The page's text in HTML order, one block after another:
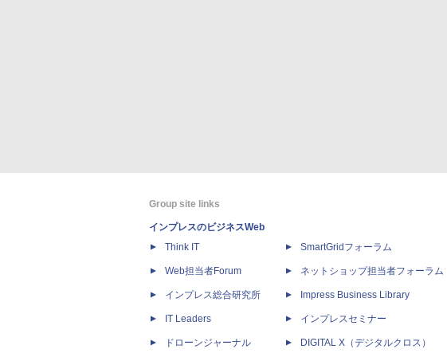
Group site links
インプレスのビジネスWeb
Think IT
Web担当者Forum
インプレス総合研究所
IT Leaders
ドローンジャーナル
SmartGridフォーラム
ネットショップ担当者フォーラム
Impress Business Library
インプレスセミナー
DIGITAL X（デジタルクロス）